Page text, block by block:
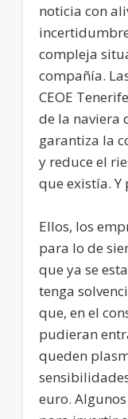
noticia con
compleja
compañía.
CEOE
de la naviera
garantiza la
y reduce el
que existía. Y
Ellos, los
para lo de
que ya se
tenga
que, en el
pudieran
queden
euro.